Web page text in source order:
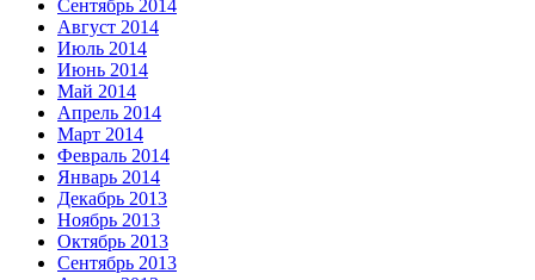
Сентябрь 2014
Август 2014
Июль 2014
Июнь 2014
Май 2014
Апрель 2014
Март 2014
Февраль 2014
Январь 2014
Декабрь 2013
Ноябрь 2013
Октябрь 2013
Сентябрь 2013